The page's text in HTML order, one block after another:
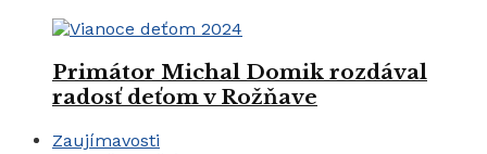
Primátor Michal Domik rozdával
radosť deťom v Rožňave
Zaujímavosti